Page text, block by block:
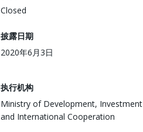
Closed
披露日期
2020年6月3日
执行机构
Ministry of Development, Investment
and International Cooperation